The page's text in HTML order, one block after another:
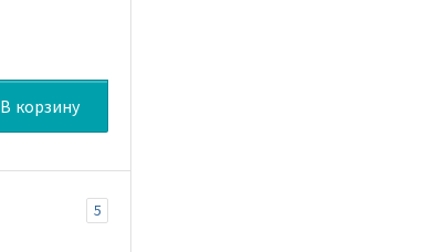
В корзину
5